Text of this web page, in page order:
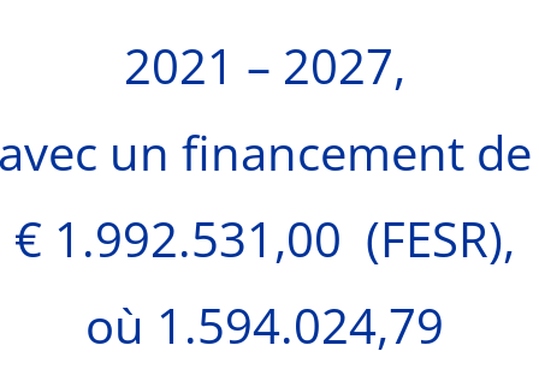
2021 – 2027,
un financement de
€ 1.992.531,00 (FESR),
où 1.594.024,79